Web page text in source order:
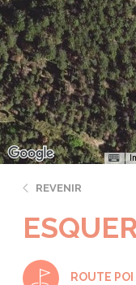
REVENIR
ROUTE POI